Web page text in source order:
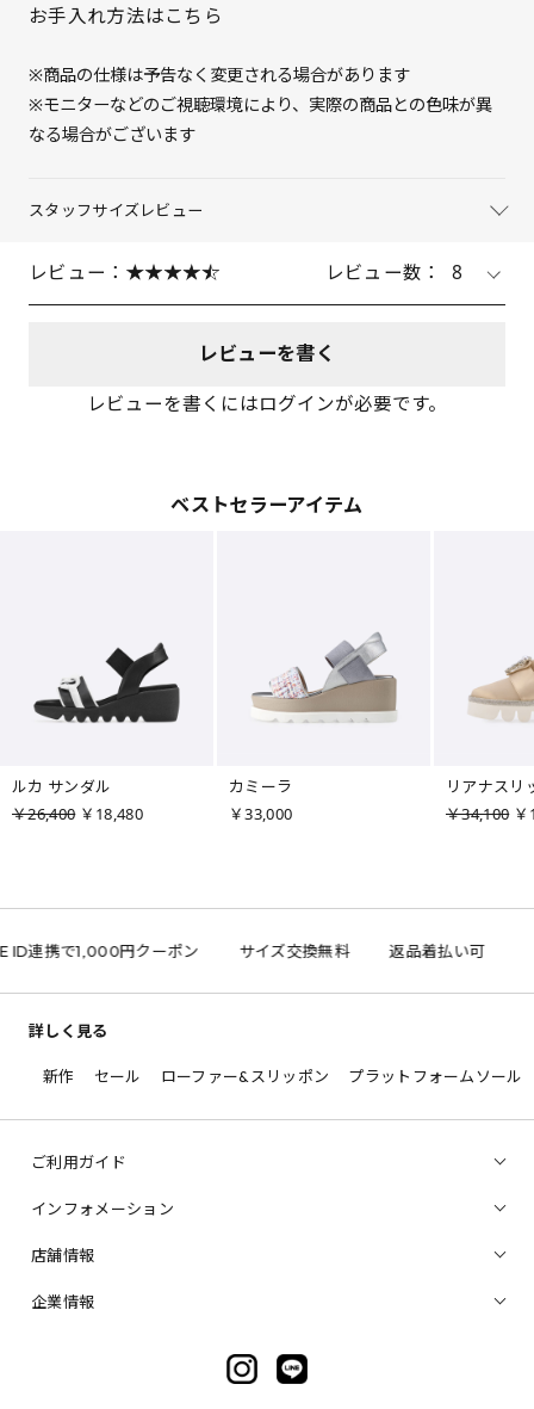
25cm △ 残りわずか
お手入れ方法はこちら
※商品の仕様は予告なく変更される場合があります
※モニターなどのご視聴環境により、実際の商品との色味が異
なる場合がございます
スタッフサイズレビュー
レビュー： レビュー数： 8
レビューを書く
レビューを書くにはログインが必要です。
ベストセラーアイテム
ルカ サンダル
￥26,400 ￥18,480
カミーラ
￥33,000
リアナスリ
￥34,100
連携で1,000円クーポン サイズ交換無料 返品着払い可
詳しく見る
新作 セール ローファー&スリッポン プラットフォームソール
ご利用ガイド
インフォメーション
店舗情報
企業情報